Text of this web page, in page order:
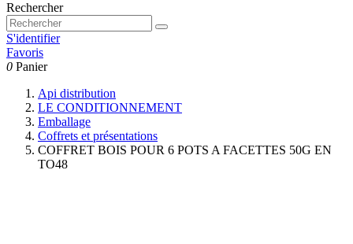
Rechercher
S'identifier
Favoris
0 Panier
Api distribution
LE CONDITIONNEMENT
Emballage
Coffrets et présentations
COFFRET BOIS POUR 6 POTS A FACETTES 50G EN
TO48